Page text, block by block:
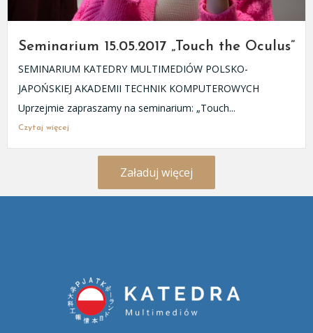
Seminarium 15.05.2017 „Touch the Oculus”
SEMINARIUM KATEDRY MULTIMEDIÓW POLSKO-
JAPOŃSKIEJ AKADEMII TECHNIK KOMPUTEROWYCH
Uprzejmie zapraszamy na seminarium: „Touch...
Czytaj więcej
Załaduj więcej